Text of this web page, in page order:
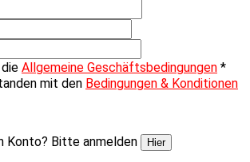
Allgemeine Geschäftsbedingungen *
mit den Bedingungen & Konditionen
Konto? Bitte anmelden
Hier